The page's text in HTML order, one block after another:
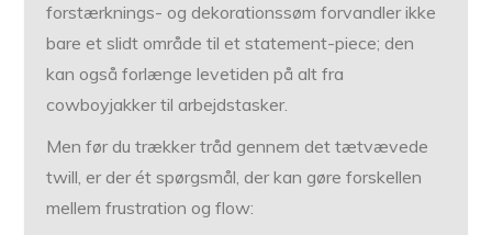
forstærknings- og dekorationssøm forvandler ikke
bare et slidt område til et statement-piece; den
kan også forlænge levetiden på alt fra
cowboyjakker til arbejdstasker.
Men før du trækker tråd gennem det tætvævede
twill, er der ét spørgsmål, der kan gøre forskellen
mellem frustration og flow: